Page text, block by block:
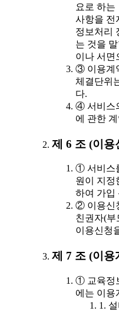
요로 하는
사항을 전
정보처리
는 것을
이나 서면
③ 이용계
체결단위
다.
④ 서비스
에 관한
제 6 조 (이용
① 서비스
원이 지정
하여 가입
② 이용신
친권자(부
이용신청
제 7 조 (이용
① 교육정
에는 이용
1.